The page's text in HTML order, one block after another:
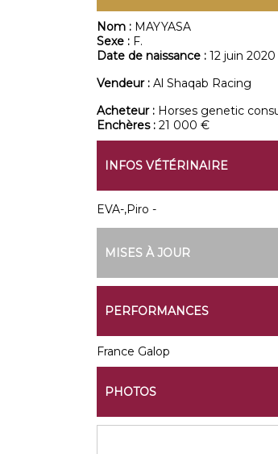
Nom : MAYYASA
Sexe : F.
Date de naissance : 12 juin 2020
Vendeur : Al Shaqab Racing
Acheteur : Horses genetic
Enchères : 21 000 €
INFOS VÉTÉRINAIRE
EVA-,Piro -
MISES À JOUR
PERFORMANCES
France Galop
PHOTOS